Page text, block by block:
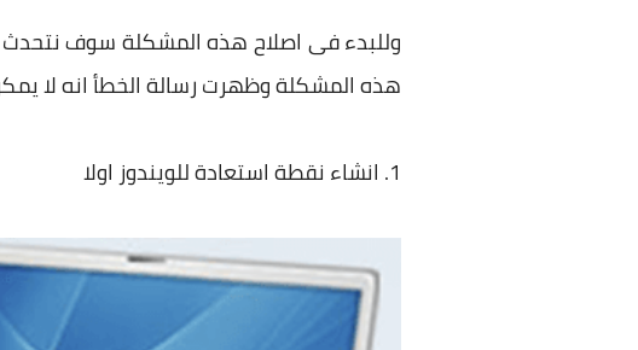
هذه المشكلة وظهرت رسالة الخطأ انه لا يمكن تثبيت ويندوز 10 ، من خلال
1. انشاء نقطة استعادة للويندوز اولا